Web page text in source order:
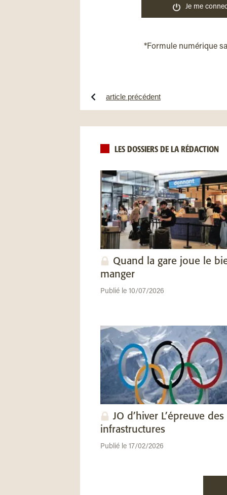
Je me
*Formule numérique
article précédent
LES DOSSIERS DE LA RÉDACTION
Quand la gare joue le
manger
Publié le 10/07/2026
JO d’hiver L’épreuve des
infrastructures
Publié le 17/02/2026